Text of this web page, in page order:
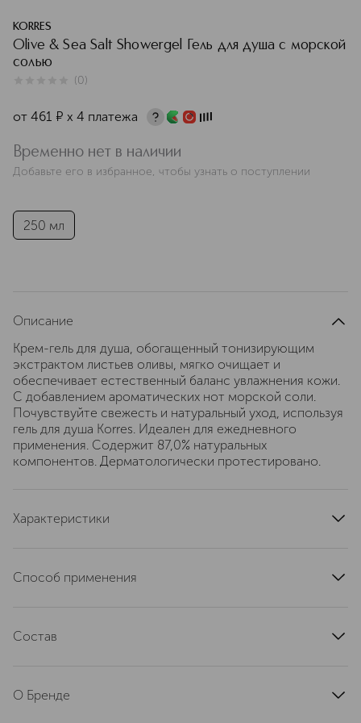
KORRES
Olive & Sea Salt Showergel Гель для душа с морской
солью
(0)
от 461 ¤ х 4 платежа
Временно нет в наличии
Добавьте его в избранное, чтобы узнать о поступлении
250 мл
Описание
Крем-гель для душа, обогащенный тонизирующим
экстрактом листьев оливы, мягко очищает и
обеспечивает естественный баланс увлажнения кожи.
С добавлением ароматических нот морской соли.
Почувствуйте свежесть и натуральный уход, используя
гель для душа Korres. Идеален для ежедневного
применения. Содержит 87,0% натуральных
компонентов. Дерматологически протестировано.
Характеристики
Способ применения
Состав
ISETHIONATE, PARFUM/FRAGRANCE, COCO-
О Бренде